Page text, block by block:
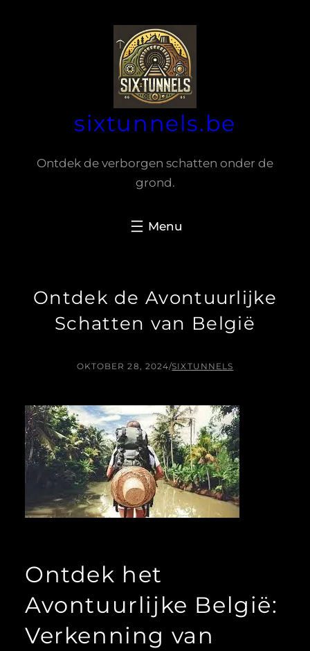
sixtunnels.be
Ontdek de verborgen schatten onder de
grond.
Ontdek de Avontuurlijke
Schatten van België
OKTOBER 28, 2024/SIXTUNNELS
Ontdek het
Avontuurlijke België:
Verkenning van